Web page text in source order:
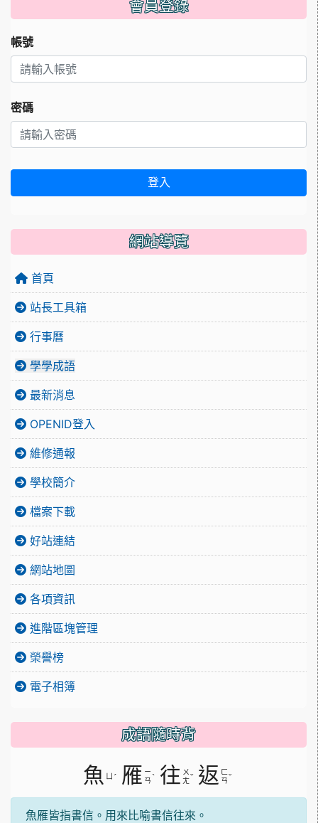
會員登錄
帳號
密碼
登入
網站導覽
首頁
站長工具箱
行事曆
學學成語
最新消息
OPENID登入
維修通報
學校簡介
檔案下載
好站連結
網站地圖
各項資訊
進階區塊管理
榮譽榜
電子相簿
成語隨時背
魚 ˊ 雁 ㄧ
ㄢ ˋ 往 ㄨ
ㄤˇ 返 ㄈ
ㄢˇ
魚雁皆指書信。用來比喻書信往來。